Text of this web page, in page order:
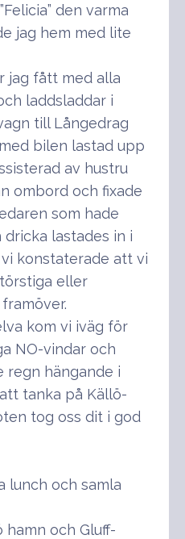
den varma
jag hem med lite
jag fått med alla
laddsladdar i
till Långedrag
bilen lastad upp
av hustru
ombord och fixade
som hade
dricka lastades in i
konstaterade att vi
eller
kom vi iväg för
NO-vindar och
regn hängande i
tanka på Källö-
tog oss dit i god
lunch och samla
hamn och Gluff-